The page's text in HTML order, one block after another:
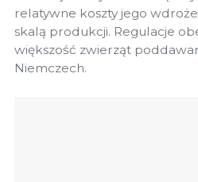
relatywne koszty jego
skalą produkcji. Regulacje
większość zwierząt
Niemczech.